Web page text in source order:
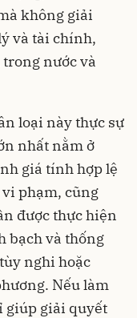
không giải
và tài chính,
nước và
loại này thực sự
nhất nằm ở
giá tính hợp lệ
phạm, cũng
được thực hiện
bạch và thống
nghi hoặc
Nếu làm
giúp giải quyết